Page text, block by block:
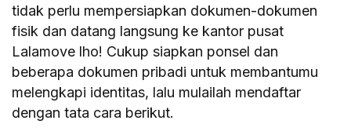
tidak perlu mempersiapkan dokumen-dokumen
fisik dan datang langsung ke kantor pusat
Lalamove lho! Cukup siapkan ponsel dan
beberapa dokumen pribadi untuk membantumu
melengkapi identitas, lalu mulailah mendaftar
dengan tata cara berikut.